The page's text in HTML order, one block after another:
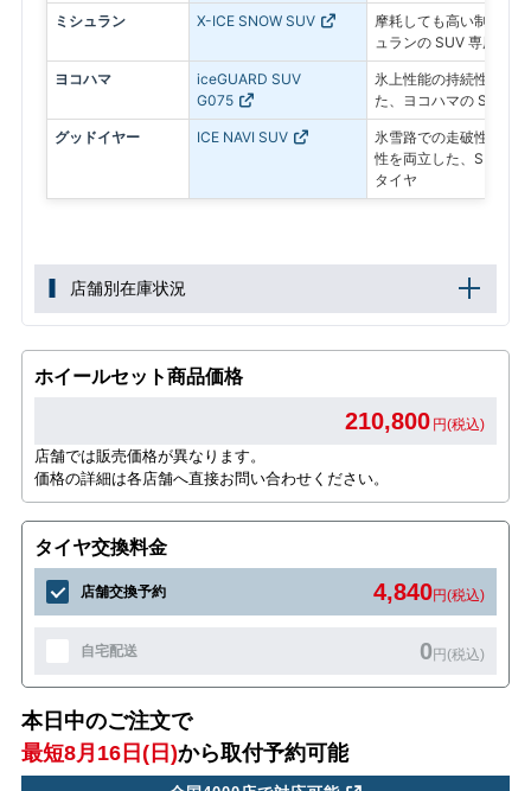
ミシュラン X-ICE SNOW SUV
摩耗しても高い制動力
ュランの SUV 専用スタ
ヨコハマ
iceGUARD SUV
G075
氷上性能の持続性と燃
た、ヨコハマの SUV 専
グッドイヤー ICE NAVI SUV
氷雪路での走破性とド
性を両立した、SUV専
タイヤ
店舗別在庫状況
ホイールセット商品価格
210,800 円(税込)
店舗では販売価格が異なります。
価格の詳細は各店舗へ直接お問い合わせください。
タイヤ交換料金
店舗交換予約 4,840円(税込)
自宅配送 0円(税込)
本日中のご注文で
最短8月16日(日)から取付予約可能